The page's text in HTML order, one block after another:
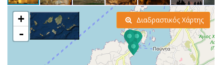
+
-
Διαδραστικός Χάρτης